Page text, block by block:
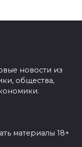
новости из
общества,
материалы 18+